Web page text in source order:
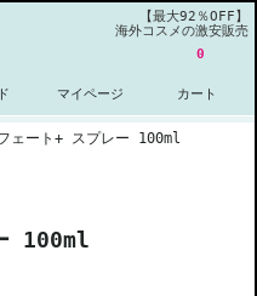
【最大92％OFF】
海外コスメの激安販売
マイページ
0
カート
ェート+ スプレー 100ml
100ml